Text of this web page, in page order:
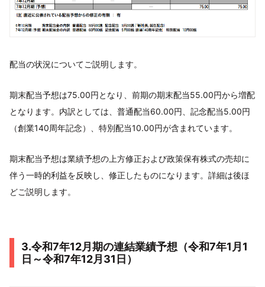
配当の状況についてご説明します。
期末配当予想は75.00円となり、前期の期末配当55.00円から増配
となります。内訳としては、普通配当60.00円、記念配当5.00円
（創業140周年記念）、特別配当10.00円が含まれています。
期末配当予想は業績予想の上方修正および政策保有株式の売却に
伴う一時的利益を反映し、修正したものになります。詳細は後ほ
どご説明します。
3.令和7年12月期の連結業績予想（令和7年1月1
日～令和7年12月31日）